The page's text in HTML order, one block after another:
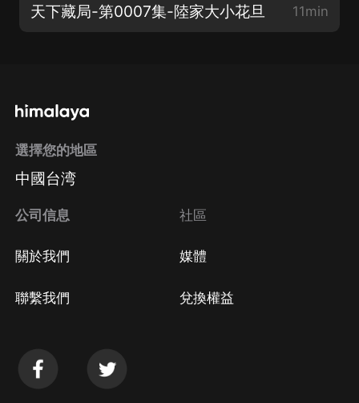
天下藏局-第0007集-陸家大小花旦 11min
選擇您的地區
中國台湾
公司信息
關於我們
聯繫我們
社區
媒體
兌換權益